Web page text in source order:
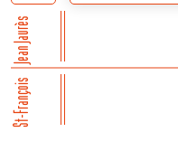
Jean Jaurès
St-François